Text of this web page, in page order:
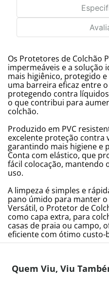
Os Protetores de Colchão
impermeáveis e a solução
mais higiênico, protegido
uma barreira eficaz entre
protegendo contra
o que contribui para
colchão.
Produzido em PVC
excelente proteção contra
garantindo mais higiene e
Conta com elástico, que
fácil colocação,
uso.
A limpeza é simples e
pano úmido para manter
Versátil, o Protetor de
como capa extra, para
casas de praia ou campo,
eficiente com ótimo custo-
Quem Viu, Viu